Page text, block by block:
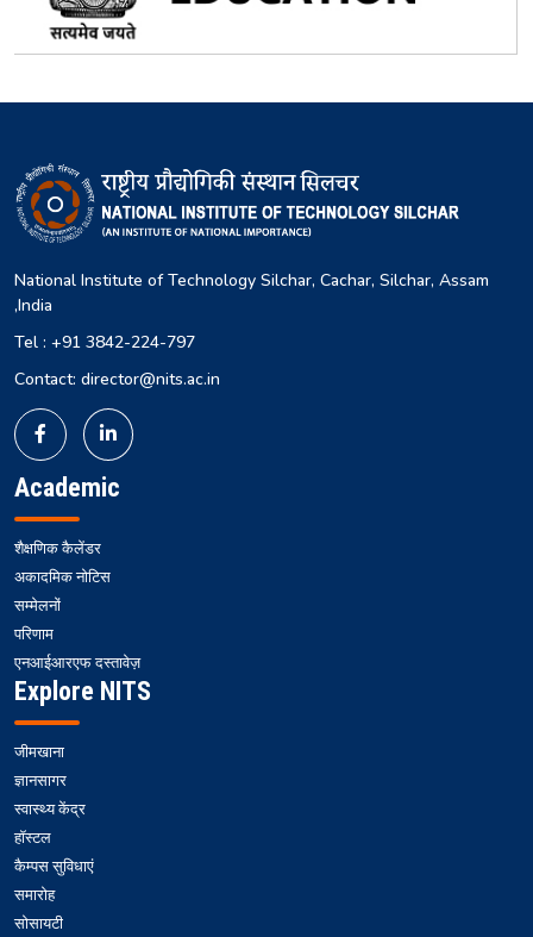
National Institute of Technology Silchar, Cachar, Silchar, Assam
,India
Tel : +91 3842-224-797
Contact: director@nits.ac.in
Academic
शैक्षणिक कैलेंडर
अकादमिक नोटिस
सम्मेलनों
परिणाम
एनआईआरएफ दस्तावेज़
Explore NITS
जीमखाना
ज्ञानसागर
स्वास्थ्य केंद्र
हॉस्टल
कैम्पस सुविधाएं
समारोह
सोसायटी